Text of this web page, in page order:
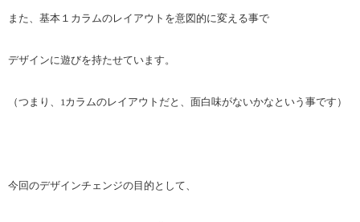
また、基本１カラムのレイアウトを意図的に変える事で
デザインに遊びを持たせています。
（つまり、1カラムのレイアウトだと、面白味がないかなという事です）
今回のデザインチェンジの目的として、